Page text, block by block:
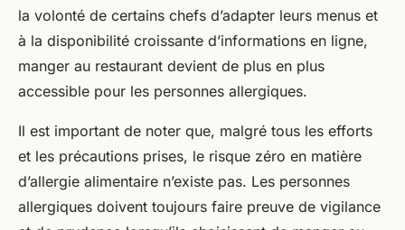
la volonté de certains chefs d’adapter leurs menus et
à la disponibilité croissante d’informations en ligne,
manger au restaurant devient de plus en plus
accessible pour les personnes allergiques.
Il est important de noter que, malgré tous les efforts
et les précautions prises, le risque zéro en matière
d’allergie alimentaire n’existe pas. Les personnes
allergiques doivent toujours faire preuve de vigilance